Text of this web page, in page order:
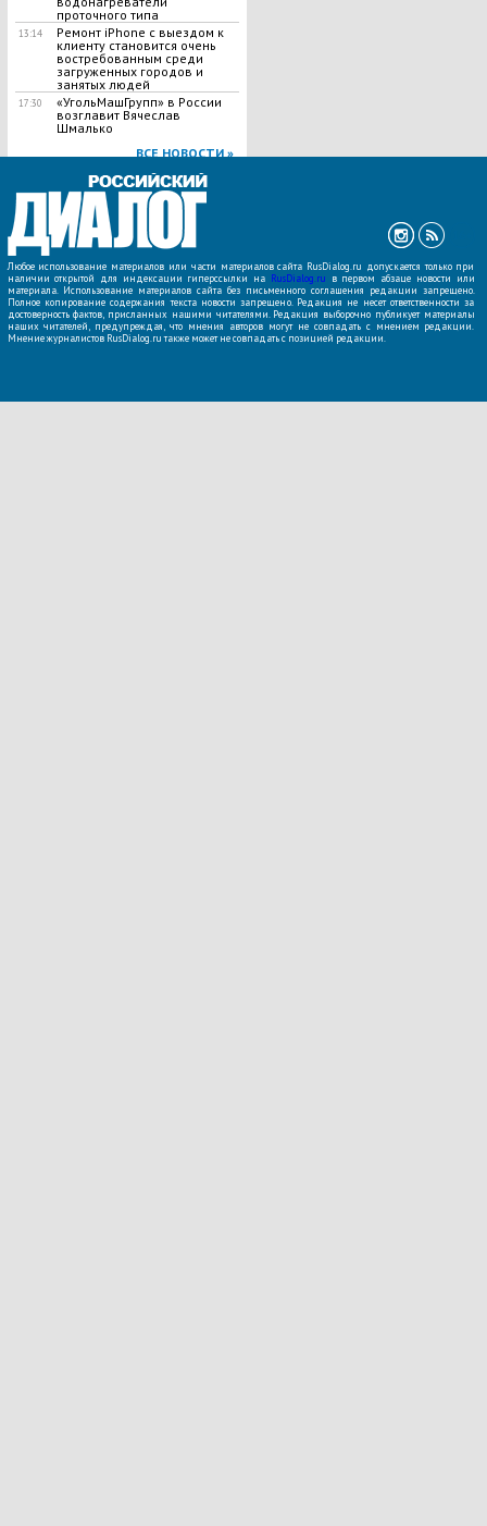
проточного типа
13:14
Ремонт iPhone с выездом к
клиенту становится очень
востребованным среди
загруженных городов и
занятых людей
17:30
«УгольМашГрупп» в России
возглавит Вячеслав
Шмалько
ВСЕ НОВОСТИ »
Любое использование материалов или части материалов сайта RusDialog.ru допускается только при
наличии открытой для индексации гиперссылки на RusDialog.ru в первом абзаце новости или
материала. Использование материалов сайта без письменного соглашения редакции запрещено.
Полное копирование содержания текста новости запрещено. Редакция не несет ответственности за
достоверность фактов, присланных нашими читателями. Редакция выборочно публикует материалы
наших читателей, предупреждая, что мнения авторов могут не совпадать с мнением редакции.
Мнение журналистов RusDialog.ru также может не совпадать с позицией редакции.